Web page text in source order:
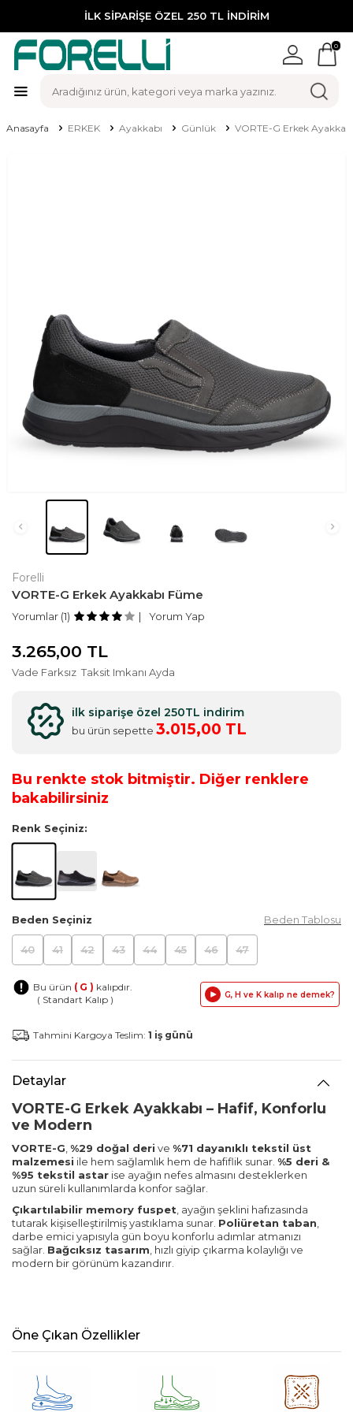
İLK SİPARİŞE ÖZEL 250 TL İNDİRİM
0
Anasayfa ERKEK Ayakkabı Günlük VORTE-G Erkek
Forelli
VORTE-G Erkek Ayakkabı Füme
Yorumlar (1) Yorum Yap
3.265,00 TL
Vade Farksız Taksit Imkanı Ayda
ilk siparişe özel 250TL indirim
bu ürün sepette 3.015,00 TL
Bu renkte stok bitmiştir. Diğer renklere
bakabilirsiniz
Renk Seçiniz:
Beden Seçiniz Beden Tablosu
40 41 42 43 44 45 46 47
Bu ürün ( G ) kalıpdır.
( Standart Kalıp )
G, H ve K kalıp ne demek?
Tahmini Kargoya Teslim: 1 iş günü
Detaylar
VORTE-G Erkek Ayakkabı – Hafif, Konforlu
ve Modern
VORTE-G,%29 doğal deri ve %71 dayanıklı tekstil üst
malzemesi ile hem sağlamlık hem de hafiflik sunar. %5 deri &
%95 tekstil astar ise ayağın nefes almasını desteklerken
uzun süreli kullanımlarda konfor sağlar.
Çıkartılabilir memory fuspet, ayağın şeklini hafızasında
tutarak kişiselleştirilmiş yastıklama sunar. Poliüretan taban,
darbe emici yapısıyla gün boyu konforlu adımlar atmanızı
sağlar. Bağcıksız tasarım, hızlı giyip çıkarma kolaylığı ve
modern bir görünüm kazandırır.
Öne Çıkan Özellikler